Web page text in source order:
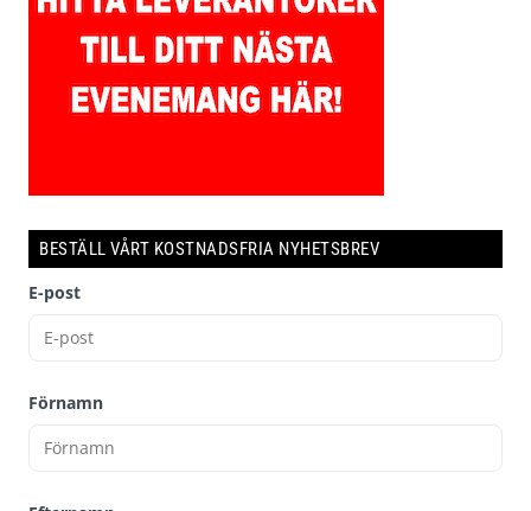
BESTÄLL VÅRT KOSTNADSFRIA NYHETSBREV
E-post
Förnamn